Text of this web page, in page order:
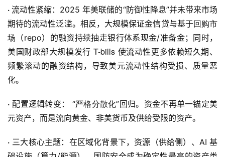
·流动性紧缩：2025 年美联储的“防御性降息”并未带来市场
期待的流动性泛滥。相反，大规模保证金信贷与基于回购市
场 （repo）的融资持续抽走银行体系现金/准备金；同时，
美国财政部大规模发行T-bills 使流动性更多依赖短久期、
频繁滚动的融资结构，导致美元流动性结构受损、质量恶
化。
· 配置逻辑转变： “严格分散化”回归。资金不再单一锚定美
元资产，而是流向黄金、非美货币及供给受限的资产。
· 三大核心主题：在区域化背景下，资源（供给侧）、AI 基